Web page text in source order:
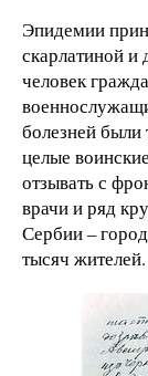
Эпидемии
скарлатиной и
человек
болезней были
целые
отзывать с
врачи и ряд
Сербии –
тысяч жителей.